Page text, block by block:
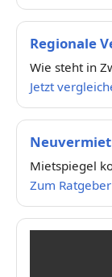
Regionale
Wie steht in
Jetzt
Mietspiegel
Zum Ratgeber